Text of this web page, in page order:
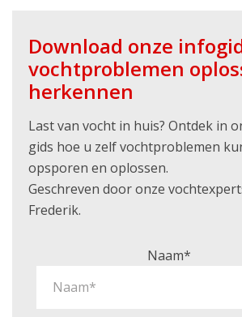
Download onze
vochtproblemen
herkennen
Last van vocht in huis? Ontdek in
gids hoe u zelf vochtproblemen
opsporen en oplossen.
Geschreven door onze
Frederik.
Naam*